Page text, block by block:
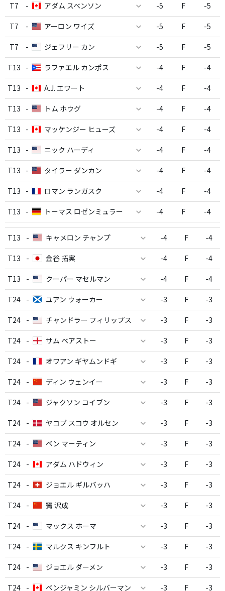
T7 - アダム スベンソン -5 F -5
T7 - アーロン ワイズ -5 F -5
T7 - ジェフリー カン -5 F -5
T13 - ラファエル カンポス -4 F -4
T13 - A.J. エワート -4 F -4
T13 - トム ホウグ -4 F -4
T13 - マッケンジー ヒューズ -4 F -4
T13 - ニック ハーディ -4 F -4
T13 - タイラー ダンカン -4 F -4
T13 - ロマン ランガスク -4 F -4
T13 - トーマス ロゼンミュラー -4 F -4
T13 - キャメロン チャンプ -4 F -4
T13 - 金谷 拓実 -4 F -4
T13 - クーパー マセルマン -4 F -4
T24 - ユアン ウォーカー -3 F -3
T24 - チャンドラー フィリップス -3 F -3
T24 - サム ベアストー -3 F -3
T24 - オワアン ギヤムンドギ -3 F -3
T24 - ディン ウェンイー -3 F -3
T24 - ジャクソン コイブン -3 F -3
T24 - ヤコブ スコウ オルセン -3 F -3
T24 - ベン マーティン -3 F -3
T24 - アダム ハドウィン -3 F -3
T24 - ジョエル ギルバッハ -3 F -3
T24 - 竇 沢成 -3 F -3
T24 - マックス ホーマ -3 F -3
T24 - マルクス キンフルト -3 F -3
T24 - ジョエル ダーメン -3 F -3
T24 - ベンジャミン シルバーマン -3 F -3